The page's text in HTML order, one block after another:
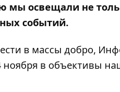
мы освещали не
событий.
в массы добро,
ноября в объективы